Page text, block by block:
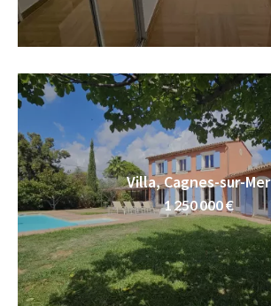
Villa, Cagnes-sur-Mer
1 250 000 €